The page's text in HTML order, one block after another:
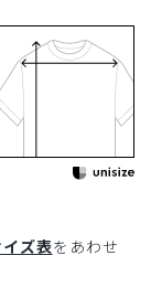
ズ表をあわせ